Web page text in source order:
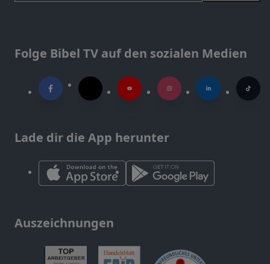
Folge Bibel TV auf den sozialen Medien
Lade dir die App herunter
Auszeichnungen